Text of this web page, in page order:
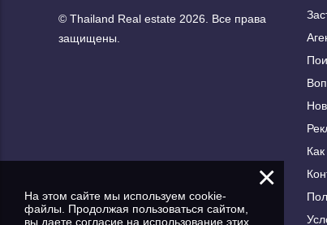
© Thailand Real estate 2026. Все права
защищены.
×
На этом сайте мы используем cookie-
файлы. Продолжая пользоваться сайтом,
вы даете согласие на использование этих